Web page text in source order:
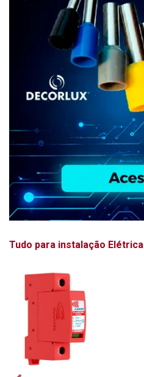
Tudo para instalação Elétrica